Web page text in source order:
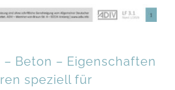
– Beton – Eigenschaften
speziell für